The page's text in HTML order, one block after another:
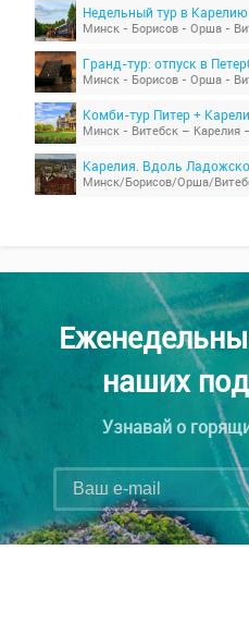
Недельный тур в
Комби-тур Питер +
Минск - Витебск – Карелия
Карелия. Вдоль
Минск/Борисов/Орша/
наших
Узнавай о